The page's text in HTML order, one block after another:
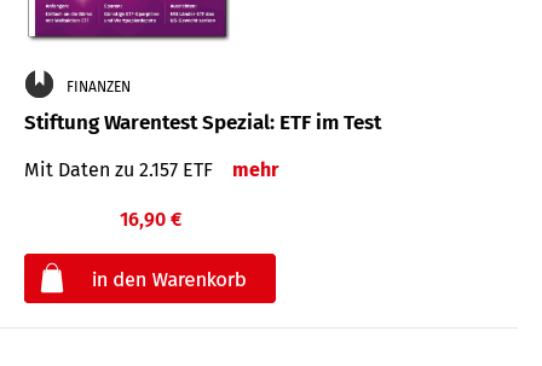
FINANZEN
Stiftung Warentest Spezial: ETF im Test
Mit Daten zu 2.157 ETF mehr
16,90 €